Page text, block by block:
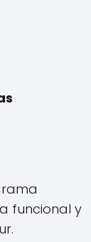
funcional y